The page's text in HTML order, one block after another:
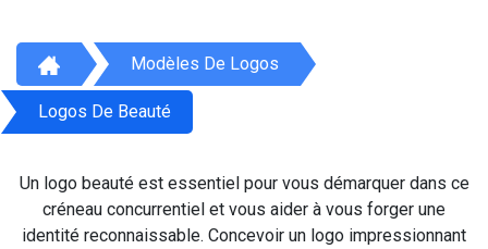
Modèles De Logos
Logos De Beauté
Un logo beauté est essentiel pour vous démarquer dans ce
créneau concurrentiel et vous aider à vous forger une
identité reconnaissable. Concevoir un logo impressionnant